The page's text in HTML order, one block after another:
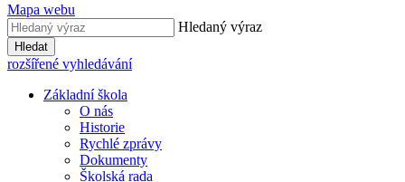
Mapa webu
Hledaný výraz
Hledat
rozšířené vyhledávání
Základní škola
O nás
Historie
Rychlé zprávy
Dokumenty
Školská rada